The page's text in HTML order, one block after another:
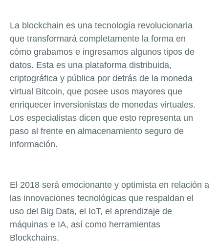
La blockchain es una tecnología revolucionaria
que transformará completamente la forma en
cómo grabamos e ingresamos algunos tipos de
datos. Esta es una plataforma distribuida,
criptográfica y pública por detrás de la moneda
virtual Bitcoin, que posee usos mayores que
enriquecer inversionistas de monedas virtuales.
Los especialistas dicen que esto representa un
paso al frente en almacenamiento seguro de
información.
El 2018 será emocionante y optimista en relación a
las innovaciones tecnológicas que respaldan el
uso del Big Data, el IoT, el aprendizaje de
máquinas e IA, así como herramientas
Blockchains.